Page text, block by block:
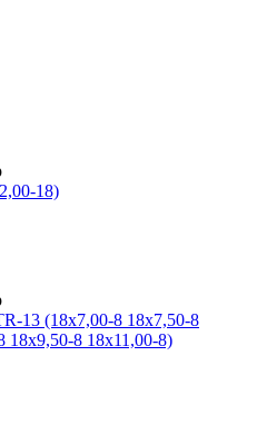
18)
13 (18x7,00-8 18x7,50-8
18x9,50-8 18x11,00-8)